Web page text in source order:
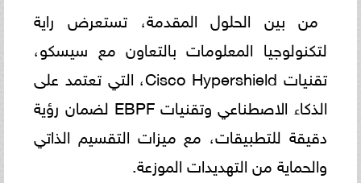
من بين الحلول المقدمة، تستعرض راية
لتكنولوجيا المعلومات بالتعاون مع سيسكو،
تقنيات Cisco Hypershield، التي تعتمد على
الذكاء الاصطناعي وتقنيات EBPF لضمان رؤية
دقيقة للتطبيقات، مع ميزات التقسيم الذاتي
والحماية من التهديدات الموزعة.